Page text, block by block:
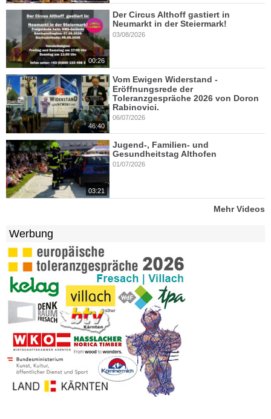
00:26
Der Circus Althoff gastiert in
Neumarkt in der Steiermark!
03/08/2026
46:40
Vom Ewigen Widerstand -
Eröffnungsrede der
Toleranzgespräche 2026 von Doron
Rabinovici.
06/07/2026
03:21
Jugend-, Familien- und
Gesundheitstag Althofen
01/07/2026
Mehr Videos
Werbung